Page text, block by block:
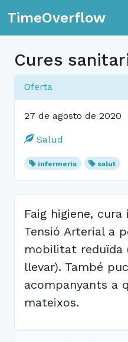
TimeOverflow
Cures
Oferta
27 de agosto de 2020
Salud
infermeria salut
Faig higiene,
Tensió Arterial a
mobilitat reduïda
llevar). També
acompanyants a
mateixos.